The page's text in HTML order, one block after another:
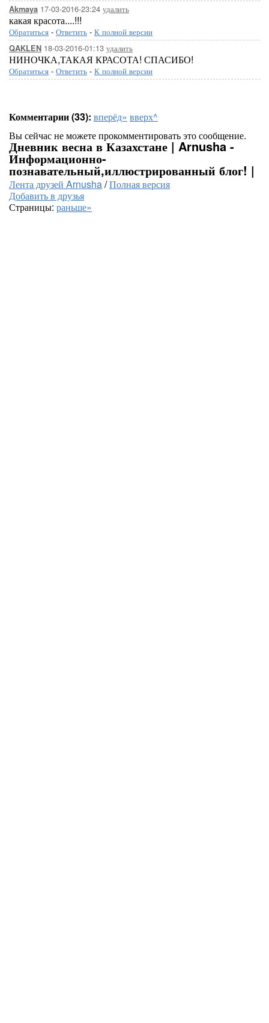
Akmaya 17-03-2016-23:24 удалить
какая красота....!!!
Обратиться - Ответить - К полной версии
QAKLEN 18-03-2016-01:13 удалить
НИНОЧКА,ТАКАЯ КРАСОТА! СПАСИБО!
Обратиться - Ответить - К полной версии
Комментарии (33): вперёд» вверх^
Вы сейчас не можете прокомментировать это сообщение.
Дневник весна в Казахстане | Arnusha -
Информационно-
познавательный,иллюстрированный блог! |
Лента друзей Arnusha/Полная версия
Добавить в друзья
Страницы: раньше»